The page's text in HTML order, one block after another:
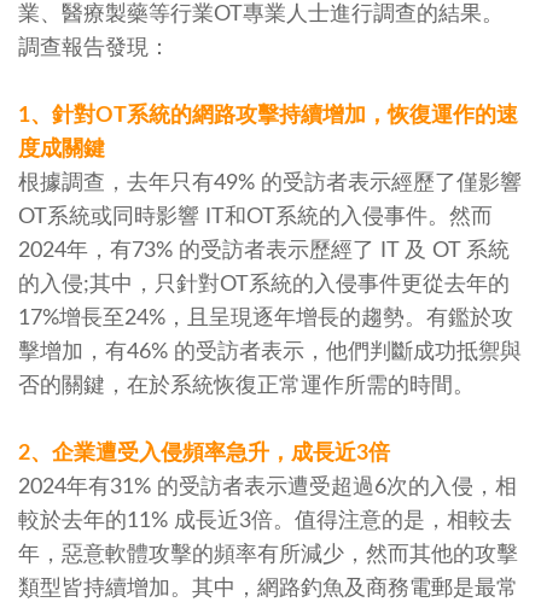
業、醫療製藥等行業OT專業人士進行調查的結果。
調查報告發現：
1、針對OT系統的網路攻擊持續增加，恢復運作的速
度成關鍵
根據調查，去年只有49% 的受訪者表示經歷了僅影響
OT系統或同時影響 IT和OT系統的入侵事件。然而
2024年，有73% 的受訪者表示歷經了 IT 及 OT 系統
的入侵;其中，只針對OT系統的入侵事件更從去年的
17%增長至24%，且呈現逐年增長的趨勢。有鑑於攻
擊增加，有46% 的受訪者表示，他們判斷成功抵禦與
否的關鍵，在於系統恢復正常運作所需的時間。
2、企業遭受入侵頻率急升，成長近3倍
2024年有31% 的受訪者表示遭受超過6次的入侵，相
較於去年的11% 成長近3倍。值得注意的是，相較去
年，惡意軟體攻擊的頻率有所減少，然而其他的攻擊
類型皆持續增加。其中，網路釣魚及商務電郵是最常